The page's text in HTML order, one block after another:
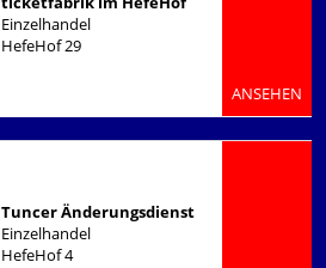
Einzelhandel
HefeHof 29
ANSEHEN
Tuncer Änderungsdienst
Einzelhandel
HefeHof 4